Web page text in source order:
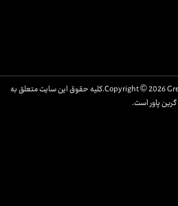
© Copyright © 2026 Green power Co.All Rights Reserved.کلیه حقوق این سایت متعلق به
گرین پاور است.